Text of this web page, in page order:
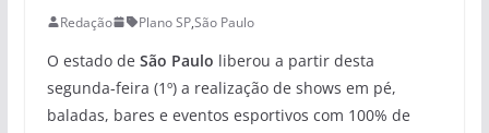
Redação Plano SP,São Paulo
O estado de São Paulo liberou a partir desta
segunda-feira (1º) a realização de shows em pé,
baladas, bares e eventos esportivos com 100% de